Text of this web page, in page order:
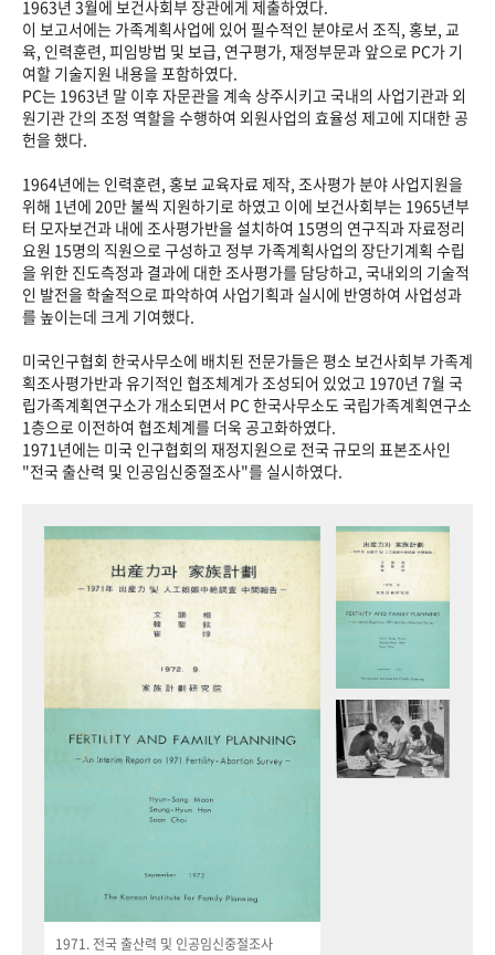
1963년 3월에 보건사회부 장관에게 제출하였다.
이 보고서에는 가족계획사업에 있어 필수적인 분야로서 조직, 홍보, 교
육, 인력훈련, 피임방법 및 보급, 연구평가, 재정부문과 앞으로 PC가 기
여할 기술지원 내용을 포함하였다.
PC는 1963년 말 이후 자문관을 계속 상주시키고 국내의 사업기관과 외
원기관 간의 조정 역할을 수행하여 외원사업의 효율성 제고에 지대한 공
헌을 했다.
1964년에는 인력훈련, 홍보 교육자료 제작, 조사평가 분야 사업지원을
위해 1년에 20만 불씩 지원하기로 하였고 이에 보건사회부는 1965년부
터 모자보건과 내에 조사평가반을 설치하여 15명의 연구직과 자료정리
요원 15명의 직원으로 구성하고 정부 가족계획사업의 장단기계획 수립
을 위한 진도측정과 결과에 대한 조사평가를 담당하고, 국내외의 기술적
인 발전을 학술적으로 파악하여 사업기획과 실시에 반영하여 사업성과
를 높이는데 크게 기여했다.
미국인구협회 한국사무소에 배치된 전문가들은 평소 보건사회부 가족계
획조사평가반과 유기적인 협조체계가 조성되어 있었고 1970년 7월 국
립가족계획연구소가 개소되면서 PC 한국사무소도 국립가족계획연구소
1층으로 이전하여 협조체계를 더욱 공고화하였다.
1971년에는 미국 인구협회의 재정지원으로 전국 규모의 표본조사인
"전국 출산력 및 인공임신중절조사"를 실시하였다.
1971. 전국 출산력 및 인공임신중절조사